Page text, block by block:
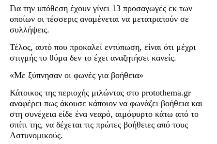
Για την υπόθεση έχουν γίνει 13 προσαγωγές εκ των
οποίων οι τέσσερις αναμένεται να μετατραπούν σε
συλλήψεις.
Τέλος, αυτό που προκαλεί εντύπωση, είναι ότι μέχρι
στιγμής το θύμα δεν το έχει αναζητήσει κανείς.
«Με ξύπνησαν οι φωνές για βοήθεια»
Κάτοικος της περιοχής μιλώντας στο protothema.gr
αναφέρει πως άκουσε κάποιον να φωνάζει βοήθεια και
στη συνέχεια είδε ένα νεαρό, αιμόφυρτο κάτω από το
σπίτι της, να δέχεται τις πρώτες βοήθειες από τους
Αστυνομικούς.